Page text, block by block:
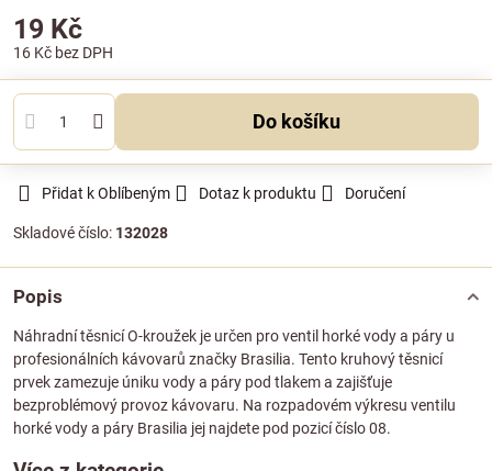
19 Kč
16 Kč bez DPH
Do košíku
Přidat k Oblíbeným Dotaz k produktu Doručení
Skladové číslo: 132028
Popis
Náhradní těsnicí O-kroužek je určen pro ventil horké vody a páry u
profesionálních kávovarů značky Brasilia. Tento kruhový těsnicí
prvek zamezuje úniku vody a páry pod tlakem a zajišťuje
bezproblémový provoz kávovaru. Na rozpadovém výkresu ventilu
horké vody a páry Brasilia jej najdete pod pozicí číslo 08.